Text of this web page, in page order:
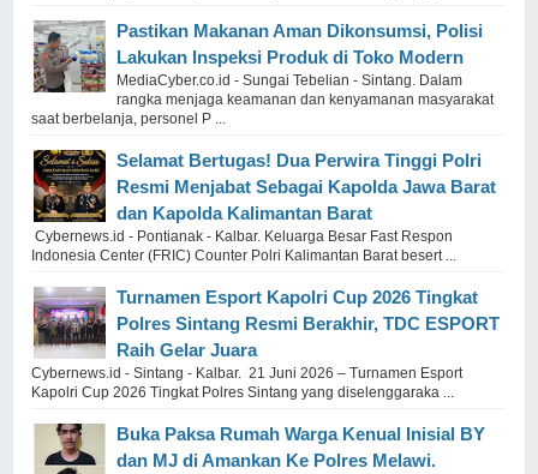
Pastikan Makanan Aman Dikonsumsi, Polisi
Lakukan Inspeksi Produk di Toko Modern
MediaCyber.co.id - Sungai Tebelian - Sintang. Dalam
rangka menjaga keamanan dan kenyamanan masyarakat
saat berbelanja, personel P ...
Selamat Bertugas! Dua Perwira Tinggi Polri
Resmi Menjabat Sebagai Kapolda Jawa Barat
dan Kapolda Kalimantan Barat
Cybernews.id - Pontianak - Kalbar. Keluarga Besar Fast Respon
Indonesia Center (FRIC) Counter Polri Kalimantan Barat besert ...
Turnamen Esport Kapolri Cup 2026 Tingkat
Polres Sintang Resmi Berakhir, TDC ESPORT
Raih Gelar Juara
Cybernews.id - Sintang - Kalbar. 21 Juni 2026 – Turnamen Esport
Kapolri Cup 2026 Tingkat Polres Sintang yang diselenggaraka ...
Buka Paksa Rumah Warga Kenual Inisial BY
dan MJ di Amankan Ke Polres Melawi.